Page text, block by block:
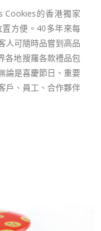
Cookies的香港獨家
方便。40多年來每
人可隨時品嘗到高品
各地搜羅各款禮品包
論是喜慶節日、重要
戶、員工、合作夥伴